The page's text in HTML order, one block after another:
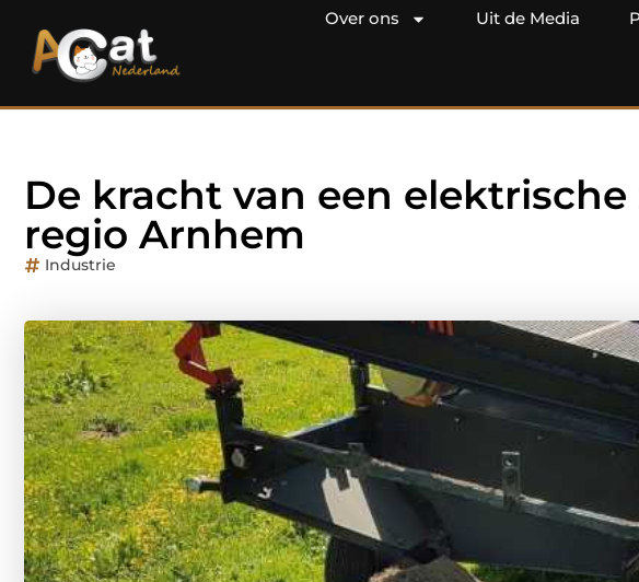
Over ons Uit de Media
De kracht van een
regio Arnhem
Industrie